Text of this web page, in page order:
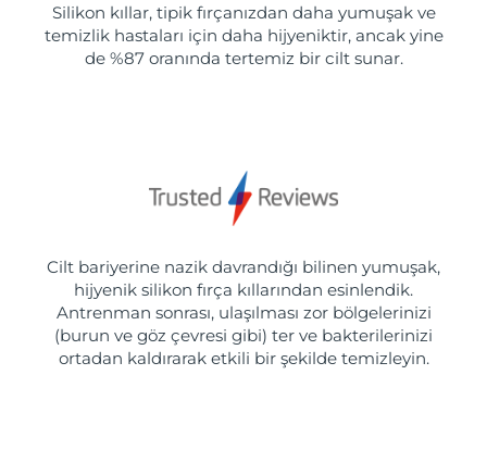
Silikon kıllar, tipik fırçanızdan daha yumuşak ve
temizlik hastaları için daha hijyeniktir, ancak yine
de %87 oranında tertemiz bir cilt sunar.
Cilt bariyerine nazik davrandığı bilinen yumuşak,
hijyenik silikon fırça kıllarından esinlendik.
Antrenman sonrası, ulaşılması zor bölgelerinizi
(burun ve göz çevresi gibi) ter ve bakterilerinizi
ortadan kaldırarak etkili bir şekilde temizleyin.